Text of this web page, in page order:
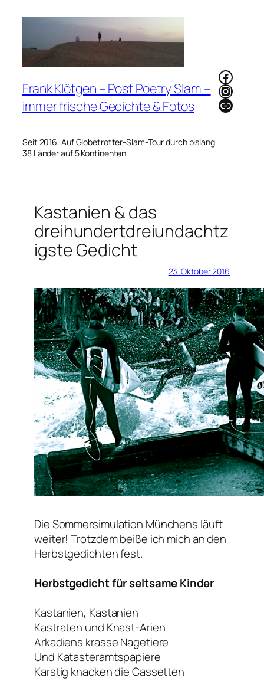
Frank Klötgen – Post Poetry Slam –
immer frische Gedichte & Fotos
Seit 2016. Auf Globetrotter-Slam-Tour durch bislang
38 Länder auf 5 Kontinenten
Link
Kastanien & das
dreihundertdreiundachtz
igste Gedicht
23. Oktober 2016
Die Sommersimulation Münchens läuft
weiter! Trotzdem beiße ich mich an den
Herbstgedichten fest.
Herbstgedicht für seltsame Kinder
Kastanien, Kastanien
Kastraten und Knast-Arien
Arkadiens krasse Nagetiere
Und Katasteramtspapiere
Karstig knacken die Cassetten